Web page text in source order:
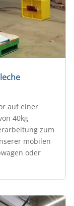
auf einer
40kg
zum
mobilen
oder